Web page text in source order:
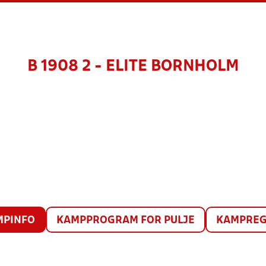
B 1908 2 - ELITE BORNHOLM
KAMPPROGRAM FOR PULJE